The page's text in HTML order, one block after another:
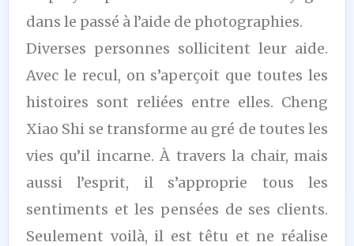
dans le passé à l’aide de photographies.
Diverses personnes sollicitent leur aide.
Avec le recul, on s’aperçoit que toutes les
histoires sont reliées entre elles. Cheng
Xiao Shi se transforme au gré de toutes les
vies qu’il incarne. À travers la chair, mais
aussi l’esprit, il s’approprie tous les
sentiments et les pensées de ses clients.
Seulement voilà, il est têtu et ne réalise